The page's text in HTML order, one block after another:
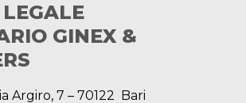
GINEX &
Argiro, 7 – 70122 Bari